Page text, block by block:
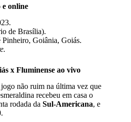
e online
de Brasília).
Pinheiro, Goiânia, Goiás.
x Fluminense ao vivo
não ruim na última vez que
recebeu em casa o
rodada da Sul-Americana, e